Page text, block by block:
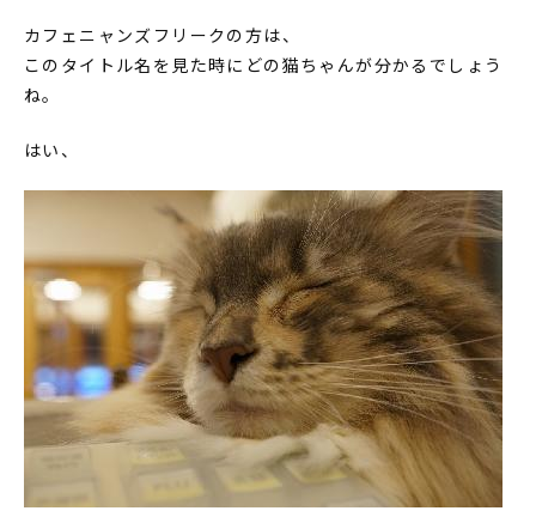
カフェニャンズフリークの方は、
このタイトル名を見た時にどの猫ちゃんが分かるでしょう
ね。
はい、